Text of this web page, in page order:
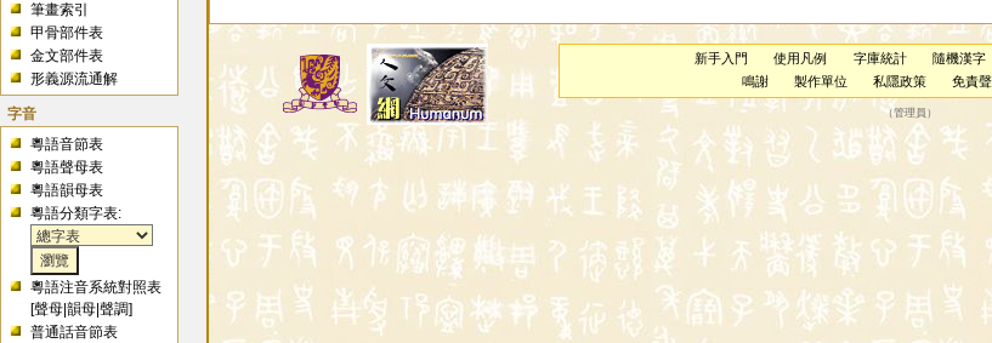
筆畫索引
甲骨部件表
金文部件表
形義源流通解
字音
粵語音節表
粵語聲母表
粵語韻母表
粵語分類字表:
粵語注音系統對照表
[聲母 |韻母 |聲調]
普通話音節表
新手入門 使用凡例 字庫統計 隨機漢字
鳴謝
製作單位 私隱政策 免責
（管理員 ）